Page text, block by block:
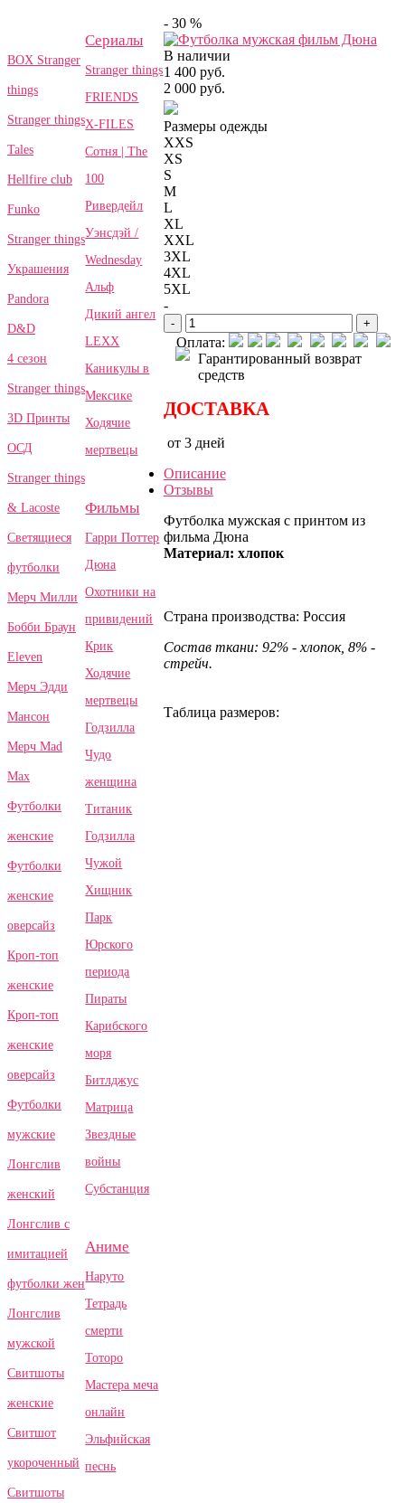
BOX Stranger
things
Stranger things
Tales
Hellfire club
Funko
Stranger things
Украшения
Pandora
D&D
4 сезон
Stranger things
3D Принты
ОСД
Stranger things
& Lacoste
Светящиеся
футболки
Мерч Милли
Бобби Браун
Eleven
Мерч Эдди
Мансон
Мерч Mad
Max
Футболки
женские
Футболки
женские
оверсайз
Кроп-топ
женские
Кроп-топ
женские
оверсайз
Футболки
мужские
Лонгслив
женский
Лонгслив с
имитацией
футболки жен
Лонгслив
мужской
Свитшоты
женские
Свитшот
укороченный
Свитшоты
Сериалы
Stranger things
FRIENDS
X-FILES
Сотня | The
100
Ривердейл
Уэнсдэй /
Wednesday
Альф
Дикий ангел
LEXX
Каникулы в
Мексике
Ходячие
мертвецы
Фильмы
Гарри Поттер
Дюна
Охотники на
привидений
Крик
Ходячие
мертвецы
Годзилла
Чудо
женщина
Титаник
Годзилла
Чужой
Хищник
Парк
Юрского
периода
Пираты
Карибского
моря
Битлджус
Матрица
Звездные
войны
Субстанция
Аниме
Наруто
Тетрадь
смерти
Тоторо
Мастера меча
онлайн
Эльфийская
песнь
- 30 %
В наличии
1 400 руб.
2 000 руб.
Размеры одежды
XXS
XS
S
M
L
XL
XXL
3XL
4XL
5XL
-
- +
Оплата:
Гарантированный возврат
средств
ДОСТАВКА
от 3 дней
Описание
Отзывы
Футболка мужская с принтом из
фильма Дюна
Материал: хлопок
Страна производства: Россия
Состав ткани: 92% - хлопок, 8% -
стрейч.
Таблица размеров: